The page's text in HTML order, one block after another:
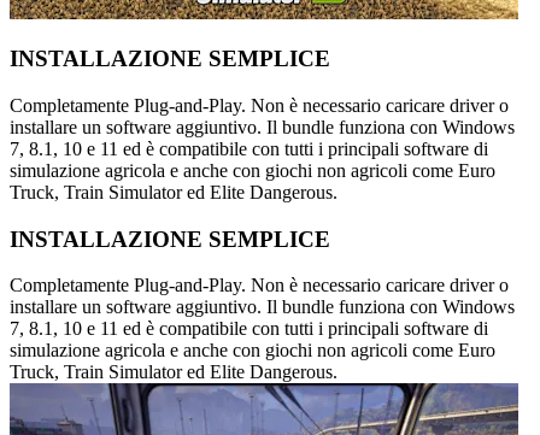
INSTALLAZIONE SEMPLICE
Completamente Plug-and-Play. Non è necessario caricare driver o
installare un software aggiuntivo. Il bundle funziona con Windows
7, 8.1, 10 e 11 ed è compatibile con tutti i principali software di
simulazione agricola e anche con giochi non agricoli come Euro
Truck, Train Simulator ed Elite Dangerous.
INSTALLAZIONE SEMPLICE
Completamente Plug-and-Play. Non è necessario caricare driver o
installare un software aggiuntivo. Il bundle funziona con Windows
7, 8.1, 10 e 11 ed è compatibile con tutti i principali software di
simulazione agricola e anche con giochi non agricoli come Euro
Truck, Train Simulator ed Elite Dangerous.